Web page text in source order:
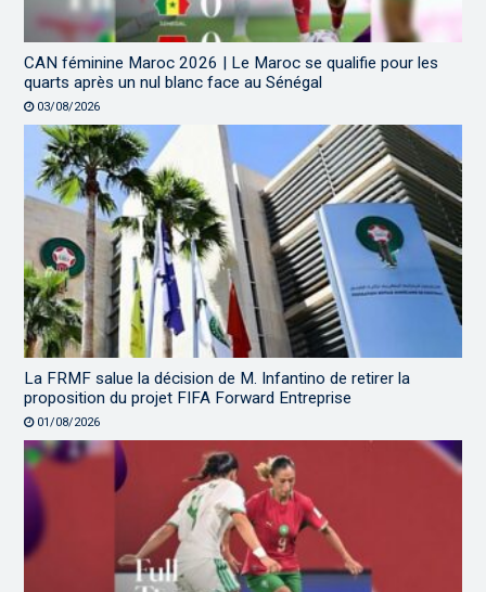
CAN féminine Maroc 2026 | Le Maroc se qualifie pour les
quarts après un nul blanc face au Sénégal
03/08/2026
La FRMF salue la décision de M. Infantino de retirer la
proposition du projet FIFA Forward Entreprise
01/08/2026